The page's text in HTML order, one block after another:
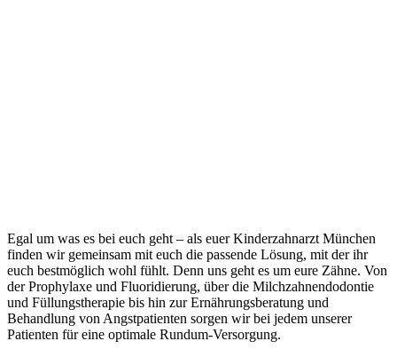
Egal um was es bei euch geht – als euer Kinderzahnarzt München
finden wir gemeinsam mit euch die passende Lösung, mit der ihr
euch bestmöglich wohl fühlt. Denn uns geht es um eure Zähne. Von
der Prophylaxe und Fluoridierung, über die Milchzahnendodontie
und Füllungstherapie bis hin zur Ernährungsberatung und
Behandlung von Angstpatienten sorgen wir bei jedem unserer
Patienten für eine optimale Rundum-Versorgung.